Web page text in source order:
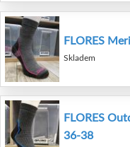
FLORES
Skladem
FLORES
36-38